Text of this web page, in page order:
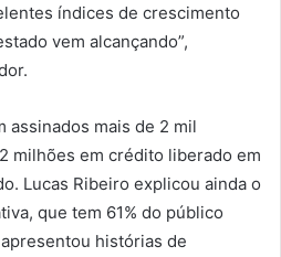
índices de crescimento
vem alcançando”,
assinados mais de 2 mil
milhões em crédito liberado em
Lucas Ribeiro explicou ainda o
que tem 61% do público
histórias de